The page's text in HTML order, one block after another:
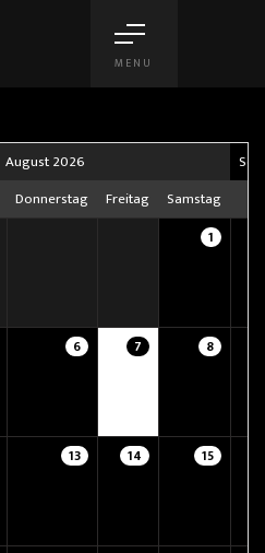
MENU
August 2026
Donnerstag Freitag Samstag
1
6 7 8
13 14 15